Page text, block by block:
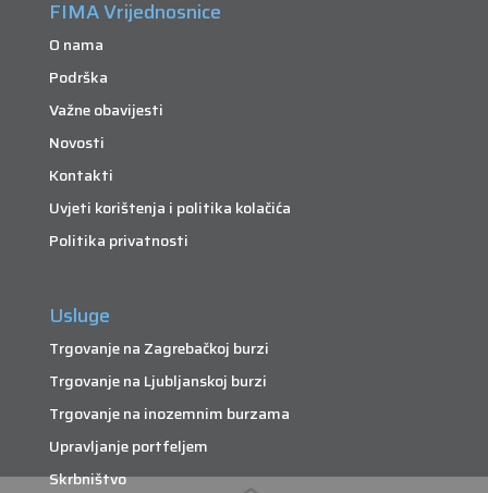
FIMA Vrijednosnice
O nama
Podrška
Važne obavijesti
Novosti
Kontakti
Uvjeti korištenja i politika kolačića
Politika privatnosti
Usluge
Trgovanje na Zagrebačkoj burzi
Trgovanje na Ljubljanskoj burzi
Trgovanje na inozemnim burzama
Upravljanje portfeljem
Skrbništvo